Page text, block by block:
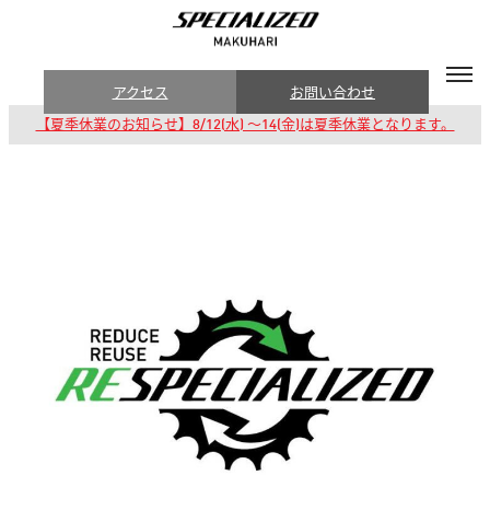
アクセス お問い合わせ
【夏季休業のお知らせ】8/12(水) 〜14(金)は夏季休業となります。